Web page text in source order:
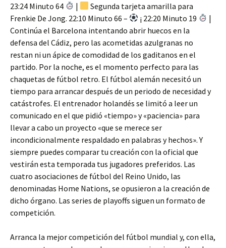
23:24 Minuto 64 |
Segunda tarjeta amarilla para
Frenkie De Jong. 22:10 Minuto 66 –
¡ 22:20 Minuto 19
|
Continúa el Barcelona intentando abrir huecos en la
defensa del Cádiz, pero las acometidas azulgranas no
restan ni un ápice de comodidad de los gaditanos en el
partido. Por la noche, es el momento perfecto para las
chaquetas de fútbol retro. El fútbol alemán necesitó un
tiempo para arrancar después de un periodo de necesidad y
catástrofes. El entrenador holandés se limitó a leer un
comunicado en el que pidió «tiempo» y «paciencia» para
llevar a cabo un proyecto «que se merece ser
incondicionalmente respaldado en palabras y hechos». Y
siempre puedes comparar tu creación con la oficial que
vestirán esta temporada tus jugadores preferidos. Las
cuatro asociaciones de fútbol del Reino Unido, las
denominadas Home Nations, se opusieron a la creación de
dicho órgano. Las series de playoffs siguen un formato de
competición.
Arranca la mejor competición del fútbol mundial y, con ella,